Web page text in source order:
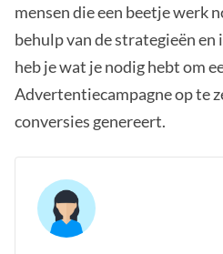
mensen die een beetje werk
behulp van de strategieën
heb je wat je nodig hebt om
Advertentiecampagne op te
conversies genereert.